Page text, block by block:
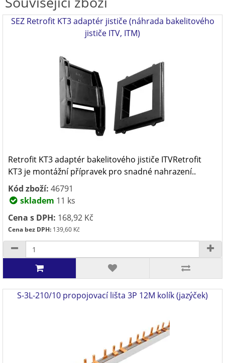
SEZ Retrofit KT3 adaptér jističe (náhrada bakelitového
jističe ITV, ITM)
Retrofit KT3 adaptér bakelitového jističe ITVRetrofit
KT3 je montážní přípravek pro snadné nahrazení..
Kód zboží: 46791
skladem 11 ks
Cena s DPH: 168,92 Kč
Cena bez DPH: 139,60 Kč
S-3L-210/10 propojovací lišta 3P 12M kolík (jazýček)